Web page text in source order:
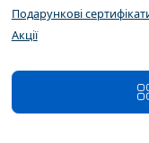
Подарункові
Акції